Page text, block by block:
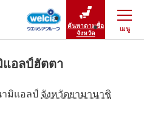
ค้นหาตามชื่อ
จังหวัด
เมนู
ปิดเมนู
แอลป์ฮัตตา
ามิแอลป์ จังหวัดยามานาชิ